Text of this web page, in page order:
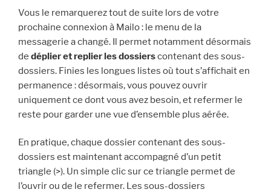
Vous le remarquerez tout de suite lors de votre
prochaine connexion à Mailo : le menu de la
messagerie a changé. Il permet notamment désormais
de déplier et replier les dossierscontenant des sous-
dossiers. Finies les longues listes où tout s’affichait en
permanence : désormais, vous pouvez ouvrir
uniquement ce dont vous avez besoin, et refermer le
reste pour garder une vue d’ensemble plus aérée.
En pratique, chaque dossier contenant des sous-
dossiers est maintenant accompagné d’un petit
triangle (>). Un simple clic sur ce triangle permet de
l’ouvrir ou de le refermer. Les sous-dossiers